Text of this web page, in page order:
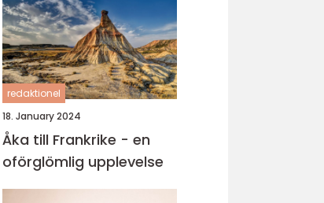
redaktionel
18. January 2024
Åka till Frankrike - en
oförglömlig upplevelse